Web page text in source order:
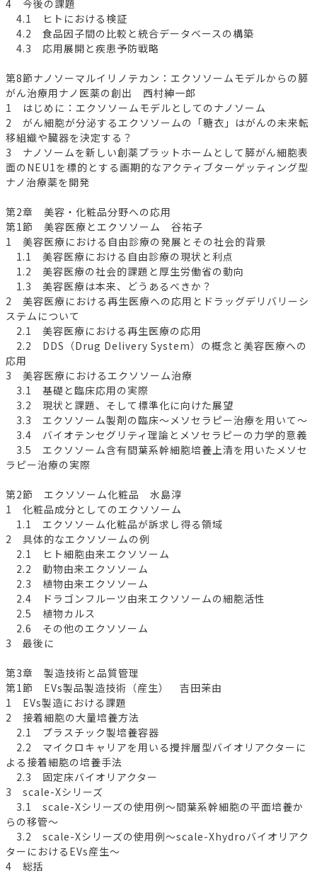
4 今後の課題
4.1 ヒトにおける検証
4.2 食品因子間の比較と統合データベースの構築
4.3 応用展開と疾患予防戦略
第8節ナノソーマルイリノテカン：エクソソームモデルからの膵
がん治療用ナノ医薬の創出 西村紳一郎
1 はじめに：エクソソームモデルとしてのナノソーム
2 がん細胞が分泌するエクソソームの「糖衣」はがんの未来転
移組織や臓器を決定する？
3 ナノソームを新しい創薬プラットホームとして膵がん細胞表
面のNEU1を標的とする画期的なアクティブターゲッティング型
ナノ治療薬を開発
第2章 美容・化粧品分野への応用
第1節 美容医療とエクソソーム 谷祐子
1 美容医療における自由診療の発展とその社会的背景
1.1 美容医療における自由診療の現状と利点
1.2 美容医療の社会的課題と厚生労働省の動向
1.3 美容医療は本来、どうあるべきか？
2 美容医療における再生医療への応用とドラッグデリバリーシ
ステムについて
2.1 美容医療における再生医療の応用
2.2 DDS（Drug Delivery System）の概念と美容医療への
応用
3 美容医療におけるエクソソーム治療
3.1 基礎と臨床応用の実際
3.2 現状と課題、そして標準化に向けた展望
3.3 エクソソーム製剤の臨床～メソセラピー治療を用いて～
3.4 バイオテンセグリティ理論とメソセラピーの力学的意義
3.5 エクソソーム含有間葉系幹細胞培養上清を用いたメソセ
ラピー治療の実際
第2節 エクソソーム化粧品 水島淳
1 化粧品成分としてのエクソソーム
1.1 エクソソーム化粧品が訴求し得る領域
2 具体的なエクソソームの例
2.1 ヒト細胞由来エクソソーム
2.2 動物由来エクソソーム
2.3 植物由来エクソソーム
2.4 ドラゴンフルーツ由来エクソソームの細胞活性
2.5 植物カルス
2.6 その他のエクソソーム
3 最後に
第3章 製造技術と品質管理
第1節 EVs製品製造技術（産生） 吉田茉由
1 EVs製造における課題
2 接着細胞の大量培養方法
2.1 プラスチック製培養容器
2.2 マイクロキャリアを用いる攪拌層型バイオリアクターに
よる接着細胞の培養手法
2.3 固定床バイオリアクター
3 scale-Xシリーズ
3.1 scale-Xシリーズの使用例～間葉系幹細胞の平面培養か
らの移管～
3.2 scale-Xシリーズの使用例～scale-Xhydroバイオリアク
ターにおけるEVs産生～
4 総括